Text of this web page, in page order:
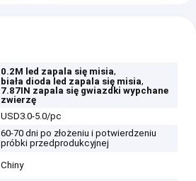
0.2M led zapala się misia,
biała dioda led zapala się misia,
7.87IN zapala się gwiazdki wypchane
zwierzę
USD3.0-5.0/pc
60-70 dni po złożeniu i potwierdzeniu
próbki przedprodukcyjnej
Chiny